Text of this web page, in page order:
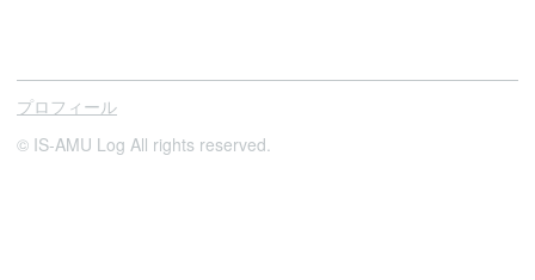
プロフィール
© IS-AMU Log All rights reserved.